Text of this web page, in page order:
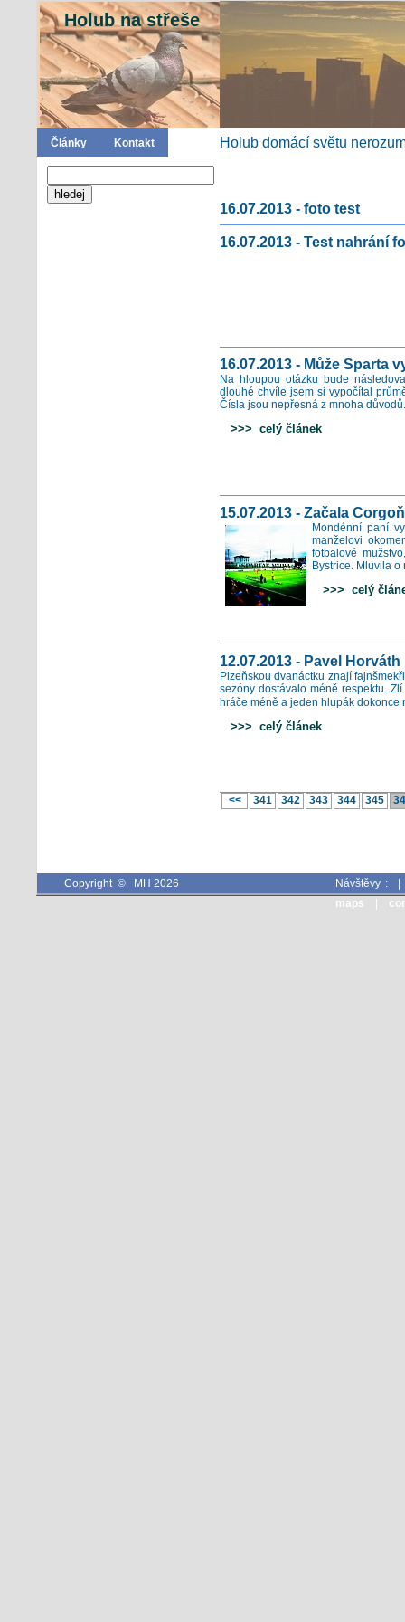
Holub na střeše
Články Kontakt Holub domácí světu
16.07.2013 - foto test
16.07.2013 - Test nahrání
16.07.2013 - Může Sparta
Na hloupou otázku bude
dlouhé chvíle jsem si vypočítal
Čísla jsou nepřesná z mnoha důvodů.
>>> celý článek
15.07.2013 - Začala
Mondénní paní
manželovi
fotbalové
Bystrice. Mluvila o
>>> celý
12.07.2013 - Pavel
Plzeňskou dvanáctku znají
sezóny dostávalo méně respektu.
hráče méně a jeden hlupák
>>> celý článek
<< 341 342 343 344 345
Copyright © MH 2026
Návštěvy
maps